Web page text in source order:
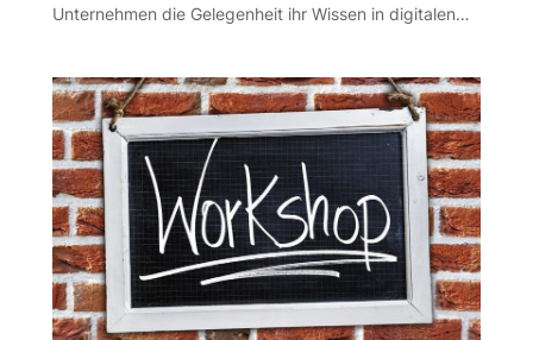
Unternehmen die Gelegenheit ihr Wissen in digitalen…